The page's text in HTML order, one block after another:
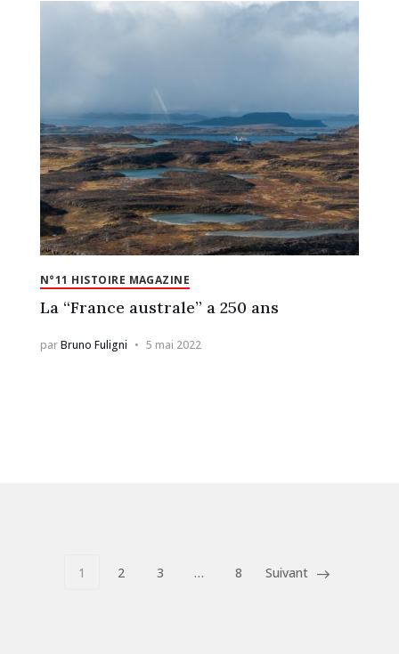
N°11 HISTOIRE MAGAZINE
La “France australe” a 250 ans
parBruno Fuligni 5 mai 2022
1 2 3 … 8 Suivant